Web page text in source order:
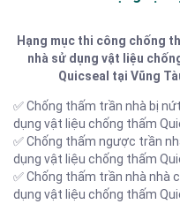
Hạng mục thi công chống
nhà sử dụng vật liệu
Quicseal tại Vũng
✅ Chống thấm trần nhà bị
dụng vật liệu chống thấm
✅ Chống thấm ngược trần
dụng vật liệu chống thấm
✅ Chống thấm trần nhà nhà
dụng vật liệu chống thấm